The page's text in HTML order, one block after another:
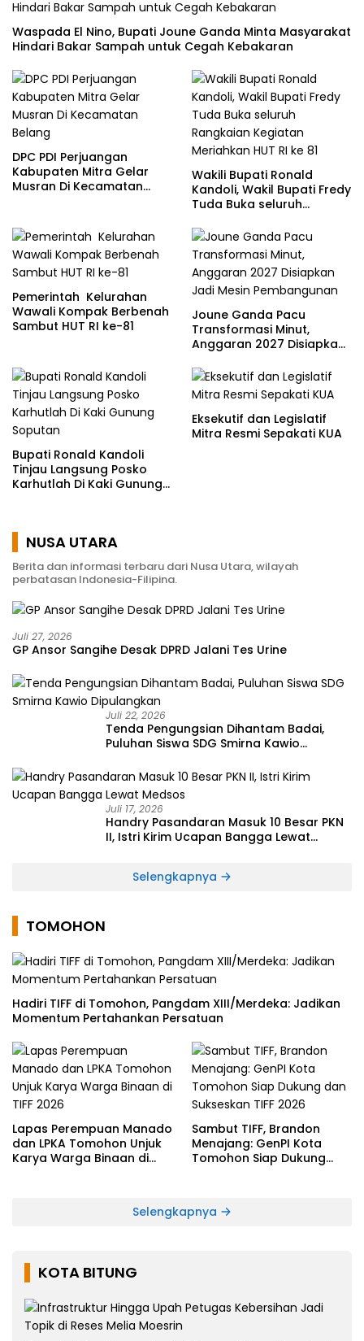
Waspada El Nino, Bupati Joune Ganda Minta Masyarakat
Hindari Bakar Sampah untuk Cegah Kebakaran
DPC PDI Perjuangan
Kabupaten Mitra Gelar
Musran Di Kecamatan
Wakili Bupati Ronald
Kandoli, Wakil Bupati Fredy
Tuda Buka seluruh
Meriahkan HUT RI ke 81
Pemerintah Kelurahan
Wawali Kompak Berbenah
Sambut HUT RI ke-81
Joune Ganda Pacu
Transformasi Minut,
Anggaran 2027 Disiapkan
Bupati Ronald Kandoli
Tinjau Langsung Posko
Karhutlah Di Kaki Gunung
Eksekutif dan Legislatif
Mitra Resmi Sepakati KUA
NUSA UTARA
Berita dan informasi terbaru dari Nusa Utara, wilayah
perbatasan Indonesia-Filipina.
Juli 27, 2026
GP Ansor Sangihe Desak DPRD Jalani Tes Urine
Juli 22, 2026
Tenda Pengungsian Dihantam Badai,
Puluhan Siswa SDG Smirna Kawio
Juli 17, 2026
Handry Pasandaran Masuk 10 Besar PKN
II, Istri Kirim Ucapan Bangga Lewat
Selengkapnya
TOMOHON
Hadiri TIFF di Tomohon, Pangdam XIII/Merdeka: Jadikan
Momentum Pertahankan Persatuan
Lapas Perempuan Manado
dan LPKA Tomohon Unjuk
Karya Warga Binaan di
Sambut TIFF, Brandon
Menajang: ​GenPI Kota
Tomohon Siap Dukung
Selengkapnya
KOTA BITUNG